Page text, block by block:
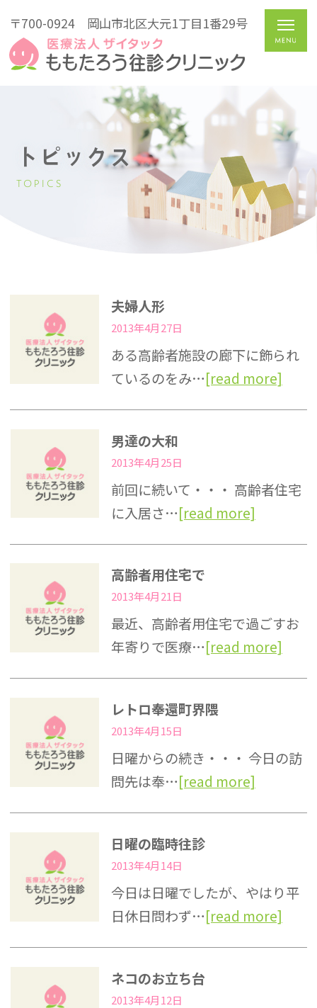
〒700-0924 岡山市北区大元1丁目1番29号
トピックス
TOPICS
夫婦人形
2013年4月27日
ある高齢者施設の廊下に飾られ
ているのをみ…[read more]
男達の大和
2013年4月25日
前回に続いて・・・ 高齢者住宅
に入居さ…[read more]
高齢者用住宅で
2013年4月21日
最近、高齢者用住宅で過ごすお
年寄りで医療…[read more]
レトロ奉還町界隈
2013年4月15日
日曜からの続き・・・ 今日の訪
問先は奉…[read more]
日曜の臨時往診
2013年4月14日
今日は日曜でしたが、やはり平
日休日問わず…[read more]
ネコのお立ち台
2013年4月12日